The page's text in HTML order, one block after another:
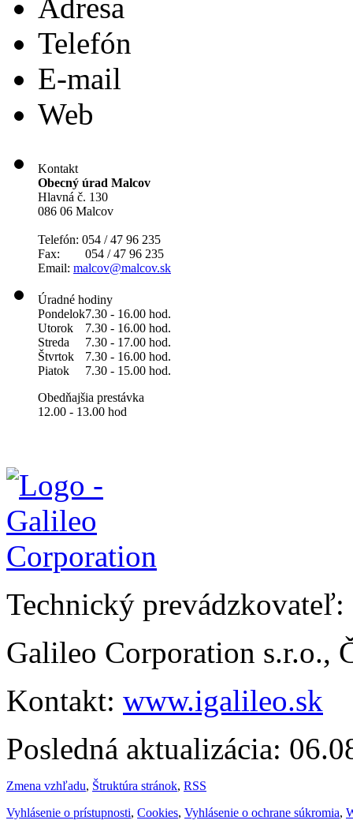
Adresa
Telefón
E-mail
Web
Kontakt
Obecný úrad Malcov
Hlavná č. 130
086 06 Malcov
Telefón: 054 / 47 96 235
Fax: 054 / 47 96 235
Email: malcov@malcov.sk
Úradné hodiny
Pondelok7.30 - 16.00 hod.
Utorok
7.30 - 16.00 hod.
Streda
7.30 - 17.00 hod.
Štvrtok
7.30 - 16.00 hod.
Piatok
7.30 - 15.00 hod.
Obedňajšia prestávka
12.00 - 13.00 hod
Technický prevádzkovateľ:
Galileo Corporation s.r.o.,
Kontakt: www.igalileo.sk
Posledná aktualizácia:
Zmena vzhľadu, Štruktúra stránok, RSS
Vyhlásenie o prístupnosti, Cookies, Vyhlásenie o ochrane súkromia,